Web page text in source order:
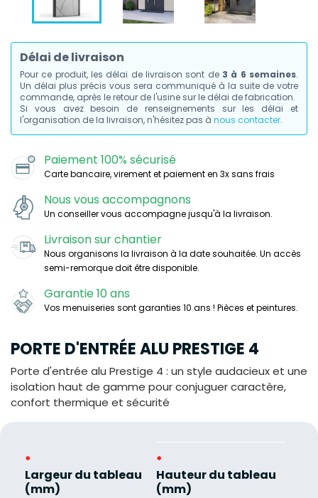
Délai de livraison
Pour ce produit, les délai de livraison sont de 3 à 6 semaines.
Un délai plus précis vous sera communiqué à la suite de votre
commande, après le retour de l'usine sur le délai de fabrication.
Si vous avez besoin de renseignements sur les délai et
l'organisation de la livraison, n'hésitez pas à nous contacter.
Paiement 100% sécurisé
Carte bancaire, virement et paiement en 3x sans frais
Nous vous accompagnons
Un conseiller vous accompagne jusqu'à la livraison.
Livraison sur chantier
Nous organisons la livraison à la date souhaitée. Un accès
semi-remorque doit être disponible.
Garantie 10 ans
Vos menuiseries sont garanties 10 ans ! Pièces et peintures.
PORTE D'ENTRÉE ALU PRESTIGE 4
Porte d'entrée alu Prestige 4 : un style audacieux et une
isolation haut de gamme pour conjuguer caractère,
confort thermique et sécurité
*
Largeur du tableau
(mm)
*
Hauteur du tableau
(mm)